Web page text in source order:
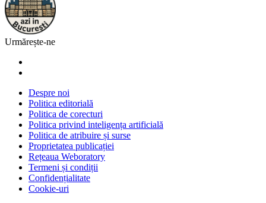
Urmărește-ne
Despre noi
Politica editorială
Politica de corecturi
Politica privind inteligența artificială
Politica de atribuire și surse
Proprietatea publicației
Rețeaua Weboratory
Termeni și condiții
Confidențialitate
Cookie-uri